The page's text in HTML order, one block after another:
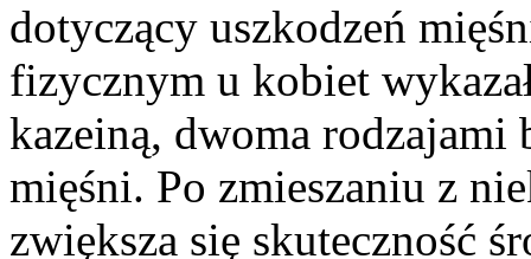
dotyczący uszkodzeń
fizycznym u kobiet
kazeiną, dwoma rodzajami
mięśni. Po zmieszaniu z
zwiększa się skuteczność